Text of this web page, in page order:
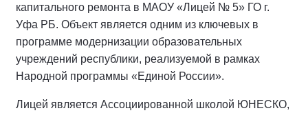
капитального ремонта в МАОУ «Лицей № 5» ГО г.
Уфа РБ. Объект является одним из ключевых в
программе модернизации образовательных
учреждений республики, реализуемой в рамках
Народной программы «Единой России».
Лицей является Ассоциированной школой ЮНЕСКО,